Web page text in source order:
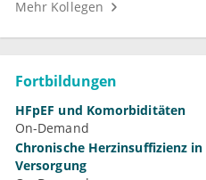
Mehr Kollegen
Fortbildungen
HFpEF und Komorbiditäten
On-Demand
Chronische Herzinsuffizienz
Versorgung